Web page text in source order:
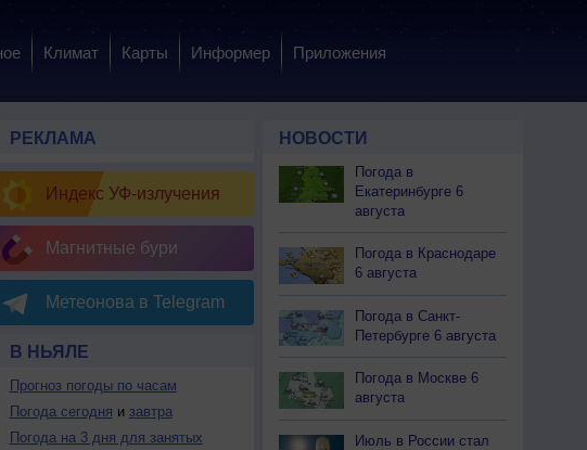
Климат Карты Информер Приложения
РЕКЛАМА
Индекс УФ-излучения
Магнитные бури
Метеонова в Telegram
В НЬЯЛЕ
Прогноз погоды по часам
Погода сегодня и завтра
Погода на 3 дня для занятых
НОВОСТИ
Погода в
Екатеринбурге 6
августа
Погода в Краснодаре
6 августа
Погода в Санкт-
Петербурге 6 августа
Погода в Москве 6
августа
Июль в России стал